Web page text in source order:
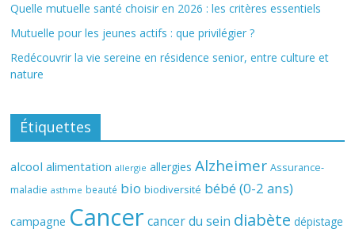
Quelle mutuelle santé choisir en 2026 : les critères essentiels
Mutuelle pour les jeunes actifs : que privilégier ?
Redécouvrir la vie sereine en résidence senior, entre culture et
nature
Étiquettes
alcool alimentation allergie allergies Alzheimer Assurance-
maladie asthme beauté bio biodiversité bébé (0-2 ans)
campagne Cancer cancer du sein diabète dépistage